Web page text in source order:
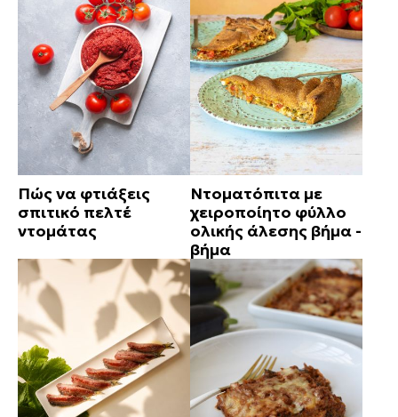
Πώς να φτιάξεις
σπιτικό πελτέ
ντομάτας
Ντοματόπιτα με
χειροποίητο φύλλο
ολικής άλεσης βήμα -
βήμα